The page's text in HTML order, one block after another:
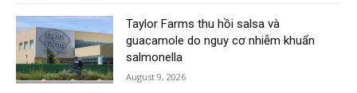
Taylor Farms thu hồi salsa và
guacamole do nguy cơ nhiễm khuẩn
salmonella
August 9, 2026